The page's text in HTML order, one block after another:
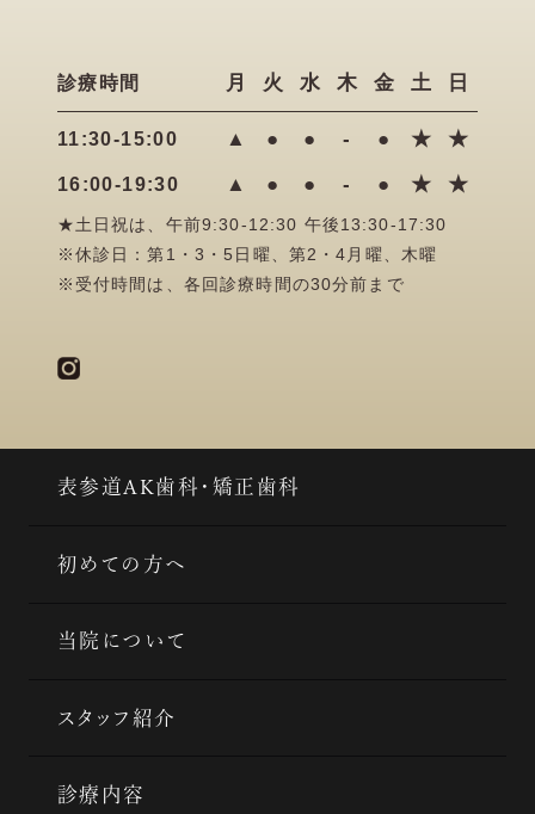
診療時間 月 火 水 木 金 土 日
11:30-15:00 ▲ ● ● - ● ★ ★
16:00-19:30 ▲ ● ● - ● ★ ★
★土日祝は、午前9:30-12:30 午後13:30-17:30
※休診日：第1・3・5日曜、第2・4月曜、木曜
※受付時間は、各回診療時間の30分前まで
表参道AK歯科・矯正歯科
初めての方へ
当院について
スタッフ紹介
診療内容